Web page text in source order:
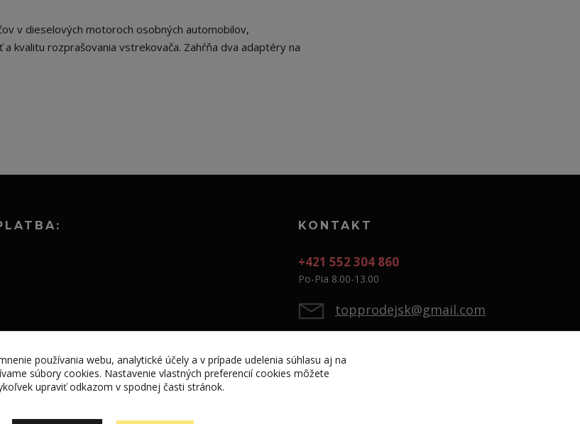
v dieselových motoroch osobných automobilov,
kvalitu rozprašovania vstrekovača. Zahŕňa dva adaptéry na
KONTAKT
+421 552 304 860
Po-Pia 8.00-13.00
topprodejsk@gmail.com
používania webu, analytické účely a v prípade udelenia súhlasu aj na
súbory cookies. Nastavenie vlastných preferencií cookies môžete
upraviť odkazom v spodnej časti stránok.